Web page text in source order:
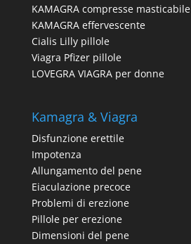
KAMAGRA compresse masticabile
KAMAGRA effervescente
Cialis Lilly pillole
Viagra Pfizer pillole
LOVEGRA VIAGRA per donne
Kamagra & Viagra
Disfunzione erettile
Impotenza
Allungamento del pene
Eiaculazione precoce
Problemi di erezione
Pillole per erezione
Dimensioni del pene